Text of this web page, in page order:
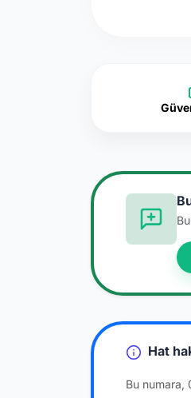
Hat
Bu numara,